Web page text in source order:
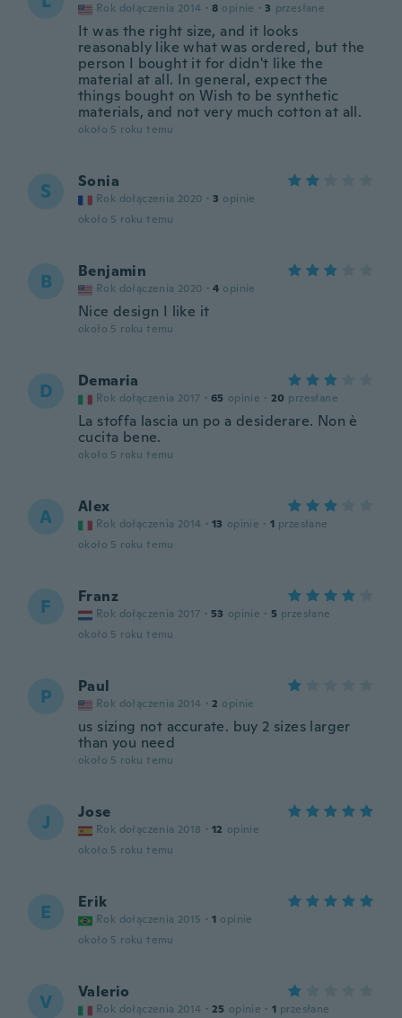
Rok dołączenia 2014 · 8 opinie · 3 przesłane
It was the right size, and it looks
reasonably like what was ordered, but the
person I bought it for didn't like the
material at all. In general, expect the
things bought on Wish to be synthetic
materials, and not very much cotton at all.
około 5 roku temu
S Sonia
Rok dołączenia 2020 · 3 opinie
około 5 roku temu
B Benjamin
Rok dołączenia 2020 · 4 opinie
Nice design I like it
około 5 roku temu
D Demaria
Rok dołączenia 2017 · 65 opinie · 20 przesłane
La stoffa lascia un po a desiderare. Non è
cucita bene.
około 5 roku temu
A Alex
Rok dołączenia 2014 · 13 opinie · 1 przesłane
około 5 roku temu
F Franz
Rok dołączenia 2017 · 53 opinie · 5 przesłane
około 5 roku temu
P Paul
Rok dołączenia 2014 · 2 opinie
us sizing not accurate. buy 2 sizes larger
than you need
około 5 roku temu
J Jose
Rok dołączenia 2018 · 12 opinie
około 5 roku temu
E Erik
Rok dołączenia 2015 · 1 opinie
około 5 roku temu
V Valerio
Rok dołączenia 2014 · 25 opinie · 1 przesłane